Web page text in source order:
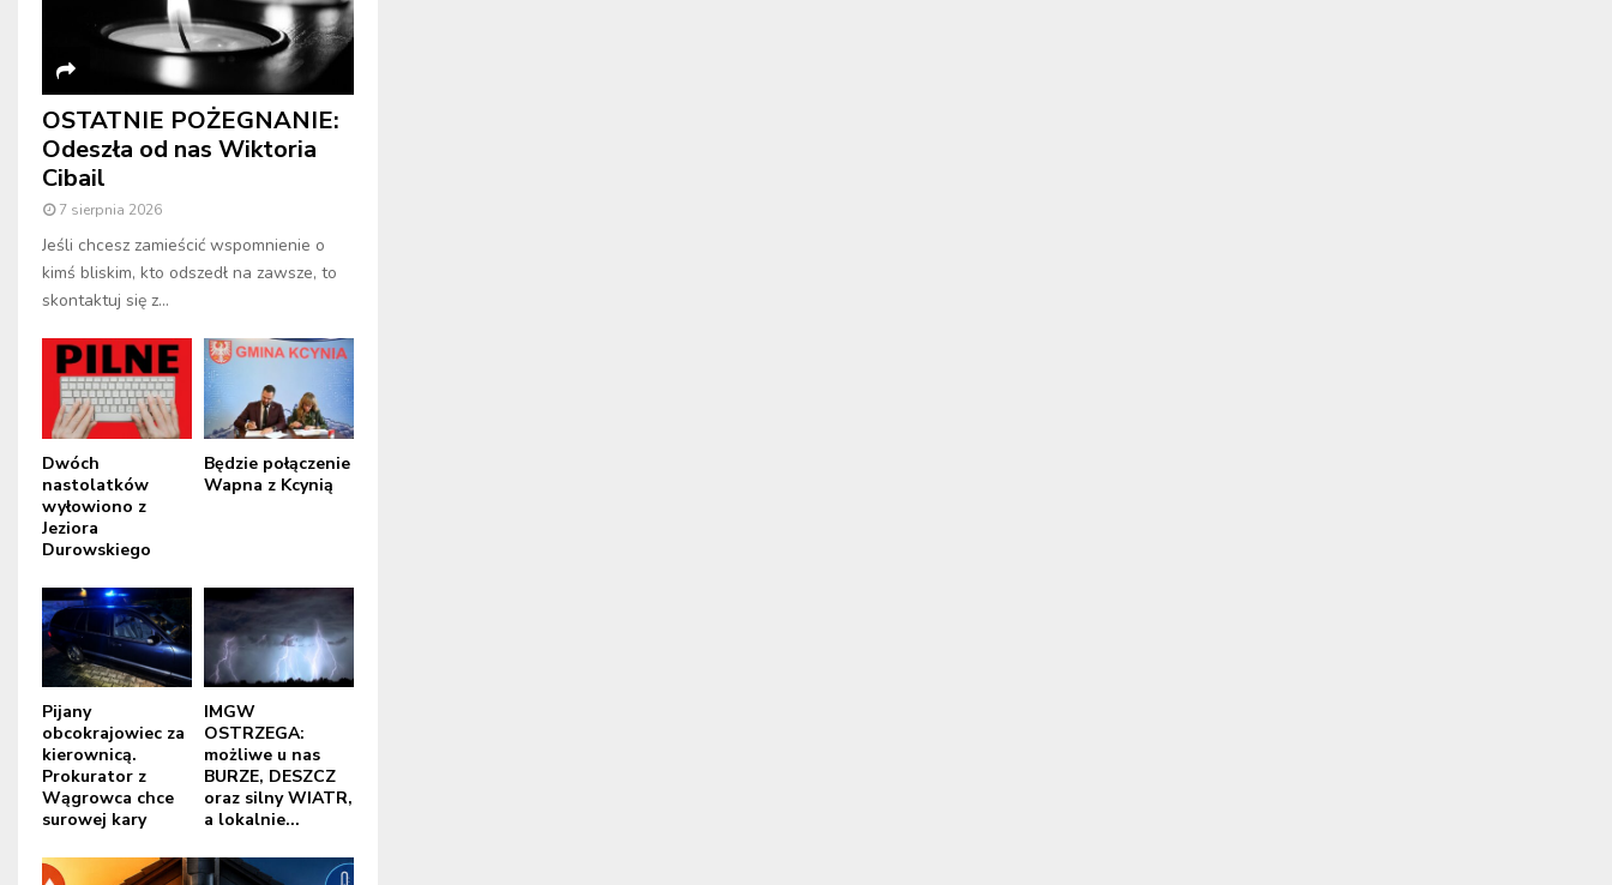
OSTATNIE POŻEGNANIE:
Odeszła od nas Wiktoria
Cibail
7 sierpnia 2026
Jeśli chcesz zamieścić wspomnienie o
kimś bliskim, kto odszedł na zawsze, to
skontaktuj się z...
Dwóch
nastolatków
wyłowiono z
Jeziora
Durowskiego
Będzie połączenie
Wapna z Kcynią
Pijany
obcokrajowiec za
kierownicą.
Prokurator z
Wągrowca chce
surowej kary
IMGW
OSTRZEGA:
możliwe u nas
BURZE, DESZCZ
oraz silny WIATR,
a lokalnie...